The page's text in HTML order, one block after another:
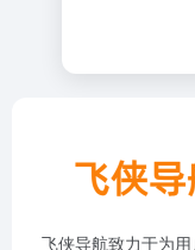
飞侠导航致力于为